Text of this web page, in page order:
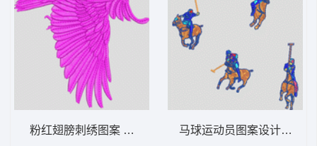
粉红翅膀刺绣图案 男装 马球运动员图案设计 男装